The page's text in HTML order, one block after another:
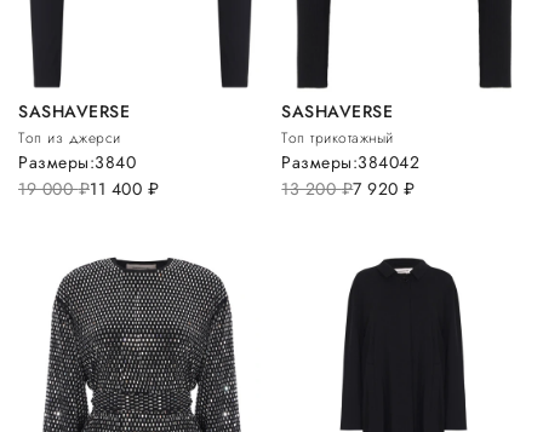
SASHAVERSE
Топ из джерси
19 000руб.11 400 руб.
Размеры:3840
SASHAVERSE
Топ трикотажный
13 200руб.7 920руб.
Размеры:384042